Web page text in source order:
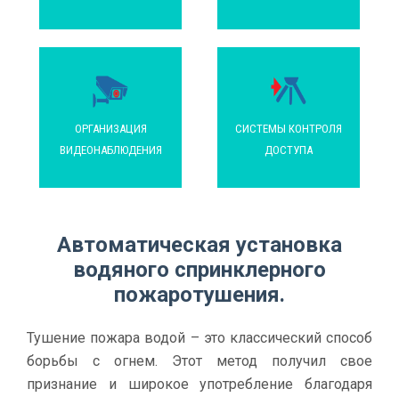
ОРГАНИЗАЦИЯ
ВИДЕОНАБЛЮДЕНИЯ
СИСТЕМЫ КОНТРОЛЯ
ДОСТУПА
Автоматическая установка
водяного спринклерного
пожаротушения.
Тушение пожара водой – это классический способ
борьбы с огнем. Этот метод получил свое
признание и широкое употребление благодаря